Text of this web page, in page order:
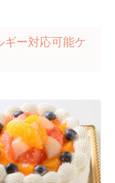
ギー対応可能ケ